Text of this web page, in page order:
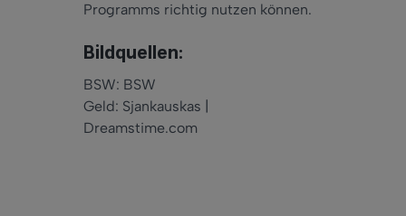
Programms richtig nutzen können.
Bildquellen:
BSW: BSW
Geld: Sjankauskas |
Dreamstime.com